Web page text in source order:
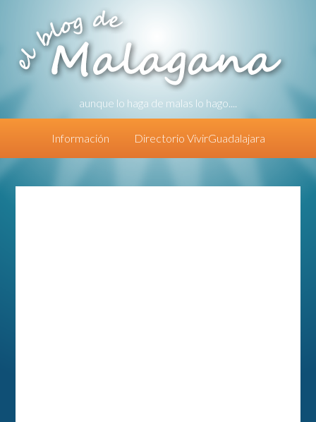
aunque lo haga de malas lo hago....
Información Directorio VivirGuadalajara